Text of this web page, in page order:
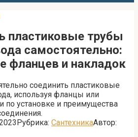
пластиковые трубы
самостоятельно:
фланцев и накладок
соединить пластиковые
используя фланцы или
по установке и преимущества
Рубрика: СантехникаАвтор: